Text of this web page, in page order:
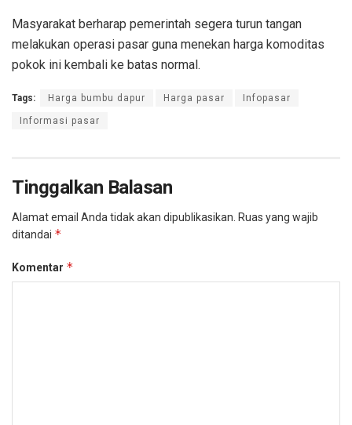
Masyarakat berharap pemerintah segera turun tangan
melakukan operasi pasar guna menekan harga komoditas
pokok ini kembali ke batas normal.
Tags: Harga bumbu dapur Harga pasar Infopasar
Informasi pasar
Tinggalkan Balasan
Alamat email Anda tidak akan dipublikasikan. Ruas yang wajib
ditandai *
Komentar *